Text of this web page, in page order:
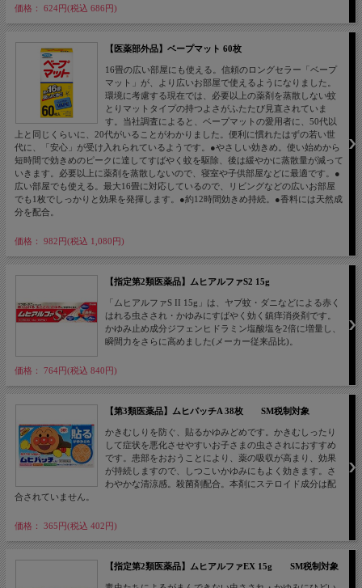
価格： 624円(税込 686円)
【医薬部外品】ベープマット 60枚
16畳の広い部屋にも使える。信頼のロングセラー「ベープ
マット」が、より広いお部屋で使えるようになりました。
環境に考慮する現在では、必要以上の薬剤を蒸散しない蚊
とりマットタイプの持つよさがふたたび見直されていま
す。当社調査によると、ベープマットの愛用者に、50代以
上と同じくらいに、20代がいることがわかりました。便利に慣れたはずの若い世
代に、「安心」が受け入れられているようです。●やさしい効きめ。使い始めから
短時間で効きめのピークに達してすばやく蚊を駆除、後は緩やかに蒸散量が減って
いきます。必要以上に薬剤を蒸散しないので、寝室や子供部屋などに最適です。●
広い部屋でも使える。最大16畳に対応しているので、リビングなどの広いお部屋
でも1枚でしっかりと効果を発揮します。●約12時間効きめ持続。●香料には天然成
分を配合。
価格： 982円(税込 1,080円)
【指定第2類医薬品】ムヒアルファS2 15g
「ムヒアルファS II 15g」は、ヤブ蚊・ダニなどによる赤く
はれる虫さされ・かゆみにすばやく効く鎮痒消炎剤です。
かゆみ止め成分ジフェンヒドラミン塩酸塩を2倍に増量し、
瞬間力をさらに高めました(メーカー従来品比)。
価格： 764円(税込 840円)
【第3類医薬品】ムヒパッチA 38枚 SM税制対象
かきむしりを防ぐ、貼るかゆみどめです。かきむしったり
して症状を悪化させやすいお子さまの虫さされにおすすめ
です。患部をおおうことにより、薬の吸収が高まり、効果
が持続しますので、しつこいかゆみにもよく効きます。さ
わやかな清涼感。殺菌剤配合。本剤にステロイド成分は配
合されていません。
価格： 365円(税込 402円)
【指定第2類医薬品】ムヒアルファEX 15g SM税制対象